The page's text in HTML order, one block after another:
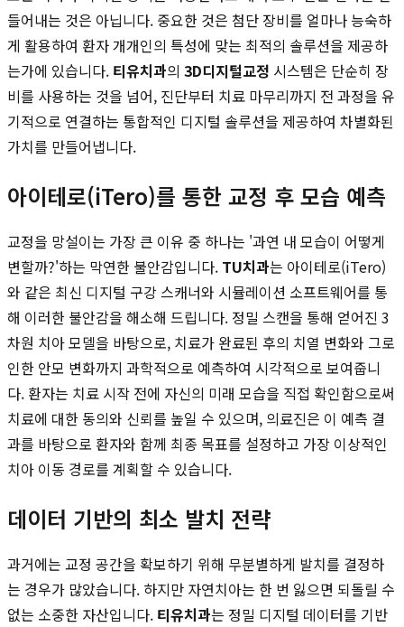
들어내는 것은 아닙니다. 중요한 것은 첨단 장비를 얼마나 능숙하
게 활용하여 환자 개개인의 특성에 맞는 최적의 솔루션을 제공하
는가에 있습니다. 티유치과의 3D디지털교정 시스템은 단순히 장
비를 사용하는 것을 넘어, 진단부터 치료 마무리까지 전 과정을 유
기적으로 연결하는 통합적인 디지털 솔루션을 제공하여 차별화된
가치를 만들어냅니다.
아이테로(iTero)를 통한 교정 후 모습 예측
교정을 망설이는 가장 큰 이유 중 하나는 '과연 내 모습이 어떻게
변할까?'하는 막연한 불안감입니다. TU치과는 아이테로(iTero)
와 같은 최신 디지털 구강 스캐너와 시뮬레이션 소프트웨어를 통
해 이러한 불안감을 해소해 드립니다. 정밀 스캔을 통해 얻어진 3
차원 치아 모델을 바탕으로, 치료가 완료된 후의 치열 변화와 그로
인한 안모 변화까지 과학적으로 예측하여 시각적으로 보여줍니
다. 환자는 치료 시작 전에 자신의 미래 모습을 직접 확인함으로써
치료에 대한 동의와 신뢰를 높일 수 있으며, 의료진은 이 예측 결
과를 바탕으로 환자와 함께 최종 목표를 설정하고 가장 이상적인
치아 이동 경로를 계획할 수 있습니다.
데이터 기반의 최소 발치 전략
과거에는 교정 공간을 확보하기 위해 무분별하게 발치를 결정하
는 경우가 많았습니다. 하지만 자연치아는 한 번 잃으면 되돌릴 수
없는 소중한 자산입니다. 티유치과는 정밀 디지털 데이터를 기반